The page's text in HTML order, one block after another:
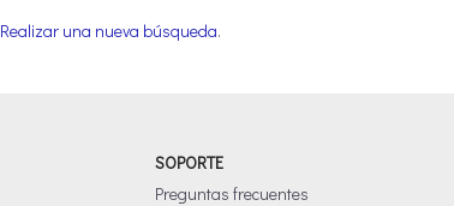
Realizar una nueva búsqueda.
SOPORTE
Preguntas frecuentes